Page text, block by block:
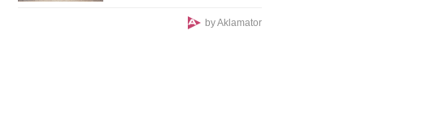
by Aklamator